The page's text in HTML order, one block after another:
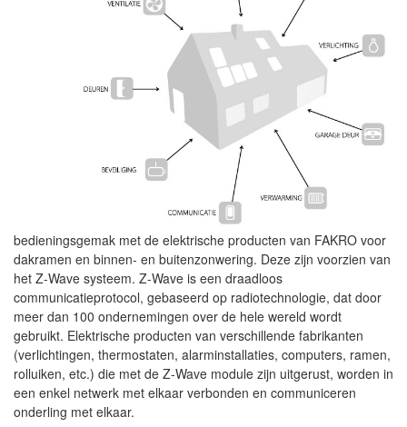
bedieningsgemak met de elektrische producten van FAKRO voor
dakramen en binnen- en buitenzonwering. Deze zijn voorzien van
het Z-Wave systeem. Z-Wave is een draadloos
communicatieprotocol, gebaseerd op radiotechnologie, dat door
meer dan 100 ondernemingen over de hele wereld wordt
gebruikt. Elektrische producten van verschillende fabrikanten
(verlichtingen, thermostaten, alarminstallaties, computers, ramen,
rolluiken, etc.) die met de Z-Wave module zijn uitgerust, worden in
een enkel netwerk met elkaar verbonden en communiceren
onderling met elkaar.